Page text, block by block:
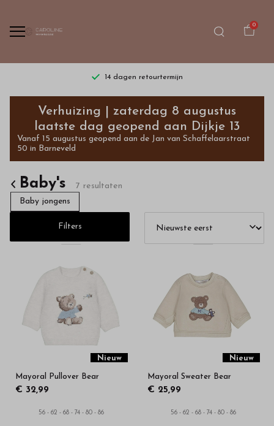
0
14 dagen retourtermijn
Exclusieve
babykleding
shopt
u
in
Bestel
kinderkleding
hoge
kwaliteit
Verhuizing | zaterdag 8 augustus
laatste dag geopend aan Dijkje 13
Vanaf 15 augustus geopend aan de Jan van Schaffelaarstraat
50 in Barneveld
Baby's
7 resultaten
Baby jongens
Filters
Nieuw
Mayoral Pullover Bear
€ 32,99
56 - 62 - 68 - 74 - 80 - 86
Nieuw
Mayoral Sweater Bear
€ 25,99
56 - 62 - 68 - 74 - 80 - 86